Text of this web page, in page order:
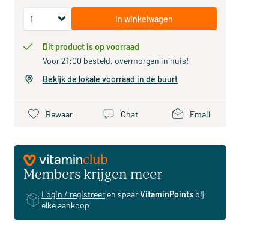
In winkelwagen
Dit product is op voorraad
Voor 21:00 besteld, overmorgen in huis!
Bekijk de lokale voorraad in de buurt
Bewaar Chat Email
Members krijgen meer
Login / registreer en spaarVitaminPoints bij
elke aankoop